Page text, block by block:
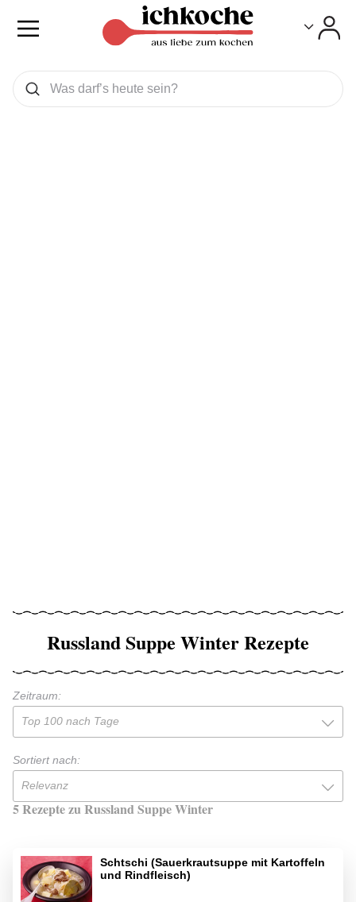
Was wollen Sie suchen
Suchen
Russland Suppe Winter Rezepte
Zeitraum:
Top 100 nach Tage
Sortiert nach:
Relevanz
5 Rezepte zu Russland Suppe Winter
Schtschi (Sauerkrautsuppe mit Kartoffeln
und Rindfleisch)